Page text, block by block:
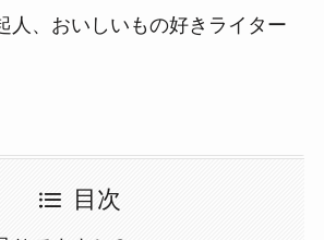
人、おいしいもの好きライター
目次